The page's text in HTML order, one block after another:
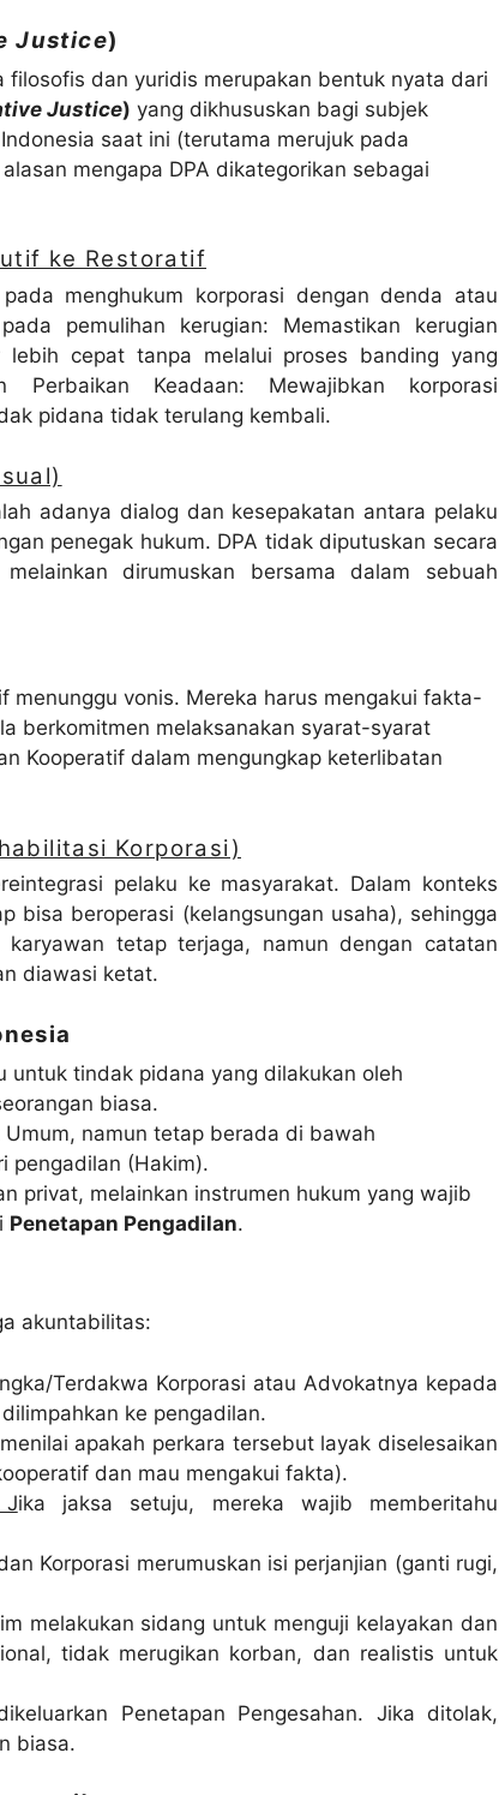
Justice)
filosofis dan yuridis merupakan bentuk nyata dari
Justice) yang dikhususkan bagi subjek
saat ini (terutama merujuk pada
mengapa DPA dikategorikan sebagai
ke Restoratif
menghukum korporasi dengan denda atau
pemulihan kerugian: Memastikan kerugian
cepat tanpa melalui proses banding yang
Perbaikan Keadaan: Mewajibkan korporasi
pidana tidak terulang kembali.
adanya dialog dan kesepakatan antara pelaku
penegak hukum. DPA tidak diputuskan secara
dirumuskan bersama dalam sebuah
menunggu vonis. Mereka harus mengakui fakta-
berkomitmen melaksanakan syarat-syarat
Kooperatif dalam mengungkap keterlibatan
Korporasi)
pelaku ke masyarakat. Dalam konteks
bisa beroperasi (kelangsungan usaha), sehingga
tetap terjaga, namun dengan catatan
diawasi ketat.
untuk tindak pidana yang dilakukan oleh
biasa.
namun tetap berada di bawah
pengadilan (Hakim).
privat, melainkan instrumen hukum yang wajib
Penetapan Pengadilan.
akuntabilitas:
Terdakwa Korporasi atau Advokatnya kepada
ke pengadilan.
apakah perkara tersebut layak diselesaikan
dan mau mengakui fakta).
Jika jaksa setuju, mereka wajib memberitahu
Korporasi merumuskan isi perjanjian (ganti rugi,
melakukan sidang untuk menguji kelayakan dan
tidak merugikan korban, dan realistis untuk
Penetapan Pengesahan. Jika ditolak,
biasa.